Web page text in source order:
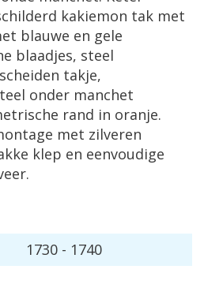
kakiemon tak met
blauwe en gele
blaadjes, steel
takje,
onder manchet
rand in oranje.
met zilveren
klep en eenvoudige
.
1730 - 1740